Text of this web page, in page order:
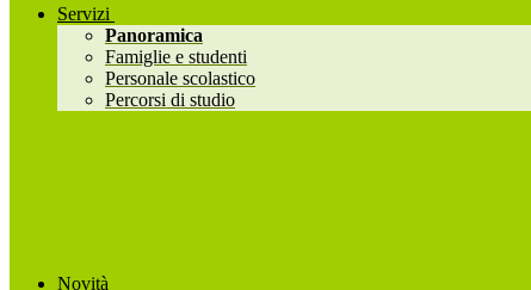
Servizi
Panoramica
Famiglie e studenti
Personale scolastico
Percorsi di studio
Novità